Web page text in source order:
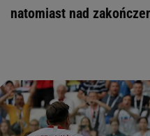
natomiast nad